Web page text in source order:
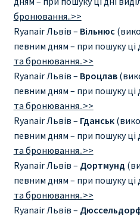
бронювання..>>
Ryanair Львів – Вільнюс
певним дням – при пошуку ці
та бронювання..>>
Ryanair Львів – Вроцлав
певним дням – при пошуку ці
та бронювання..>>
Ryanair Львів – Гданськ
певним дням – при пошуку ці
та бронювання..>>
Ryanair Львів – Дортмунд
певним дням – при пошуку ці
та бронювання..>>
Ryanair Львів –